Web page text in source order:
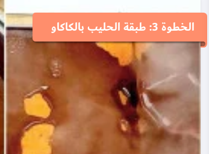
الخطوة 3: طبقة الحليب بالكاكاو